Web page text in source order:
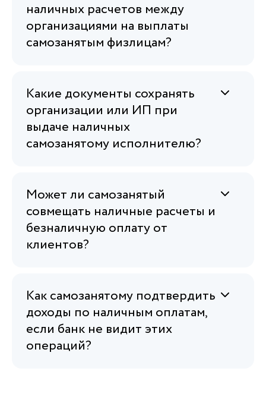
наличных расчетов между
организациями на выплаты
самозанятым физлицам?
Какие документы сохранять
организации или ИП при
выдаче наличных
самозанятому исполнителю?
Может ли самозанятый
совмещать наличные расчеты и
безналичную оплату от
клиентов?
Как самозанятому подтвердить
доходы по наличным оплатам,
если банк не видит этих
операций?